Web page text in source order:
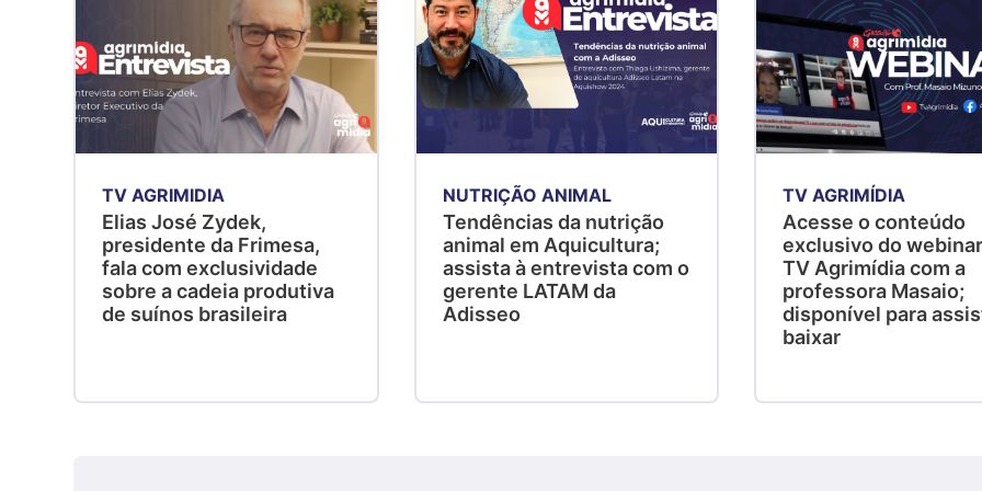
TV AGRIMIDIA
Elias José Zydek,
presidente da Frimesa,
fala com exclusividade
sobre a cadeia produtiva
de suínos brasileira
NUTRIÇÃO ANIMAL
Tendências da nutrição
animal em Aquicultura;
assista à entrevista com o
gerente LATAM da
Adisseo
TV AGRIMÍDIA
Acesse o conteúdo
exclusivo do
TV Agrimídia com a
professora Masaio;
disponível para
baixar